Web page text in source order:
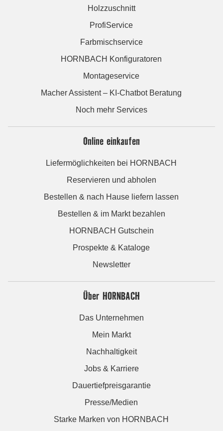
Holzzuschnitt
ProfiService
Farbmischservice
HORNBACH Konfiguratoren
Montageservice
Macher Assistent – KI-Chatbot Beratung
Noch mehr Services
Online einkaufen
Liefermöglichkeiten bei HORNBACH
Reservieren und abholen
Bestellen & nach Hause liefern lassen
Bestellen & im Markt bezahlen
HORNBACH Gutschein
Prospekte & Kataloge
Newsletter
Über HORNBACH
Das Unternehmen
Mein Markt
Nachhaltigkeit
Jobs & Karriere
Dauertiefpreisgarantie
Presse/Medien
Starke Marken von HORNBACH